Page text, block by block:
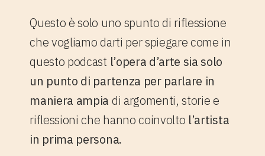
Questo è solo uno spunto di riflessione
che vogliamo darti per spiegare come in
questo podcast l’opera d’arte sia solo
un punto di partenza per parlare in
maniera ampia di argomenti, storie e
riflessioni che hanno coinvolto l’artista
in prima persona.